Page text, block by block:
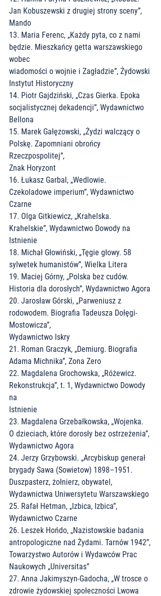
Jan Kobuszewski z drugiej strony sceny”,
Mando
13. Maria Ferenc, „Każdy pyta, co z nami
będzie. Mieszkańcy getta warszawskiego
wobec
wiadomości o wojnie i Zagładzie”, Żydowski
Instytut Historyczny
14. Piotr Gajdziński, „Czas Gierka. Epoka
socjalistycznej dekadencji”, Wydawnictwo
Bellona
15. Marek Gałęzowski, „Żydzi walczący o
Polskę. Zapomniani obrońcy
Rzeczpospolitej”,
Znak Horyzont
16. Łukasz Garbal, „Wedlowie.
Czekoladowe imperium”, Wydawnictwo
Czarne
17. Olga Gitkiewicz, „Krahelska.
Krahelskie”, Wydawnictwo Dowody na
Istnienie
18. Michał Głowiński, „Tęgie głowy. 58
sylwetek humanistów”, Wielka Litera
19. Maciej Górny, „Polska bez cudów.
Historia dla dorosłych”, Wydawnictwo Agora
20. Jarosław Górski, „Parweniusz z
rodowodem. Biografia Tadeusza Dołęgi-
Mostowicza”,
Wydawnictwo Iskry
21. Roman Graczyk, „Demiurg. Biografia
Adama Michnika”, Zona Zero
22. Magdalena Grochowska, „Różewicz.
Rekonstrukcja”, t. 1, Wydawnictwo Dowody
na
Istnienie
23. Magdalena Grzebałkowska, „Wojenka.
O dzieciach, które dorosły bez ostrzeżenia”,
Wydawnictwo Agora
24. Jerzy Grzybowski. „Arcybiskup generał
brygady Sawa (Sowietow) 1898–1951.
Duszpasterz, żołnierz, obywatel,
Wydawnictwa Uniwersytetu Warszawskiego
25. Rafał Hetman, „Izbica, Izbica”,
Wydawnictwo Czarne
26. Leszek Hońdo, „Nazistowskie badania
antropologiczne nad Żydami. Tarnów 1942”,
Towarzystwo Autorów i Wydawców Prac
Naukowych „Universitas”
27. Anna Jakimyszyn-Gadocha, „W trosce o
zdrowie żydowskiej społeczności Lwowa